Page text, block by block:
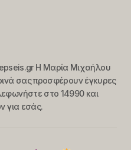
Η Μαρία Μιχαήλου
σας προσφέρουν έγκυρες
στο 14990 και
για εσάς.